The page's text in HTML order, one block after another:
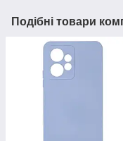
Подібні товари